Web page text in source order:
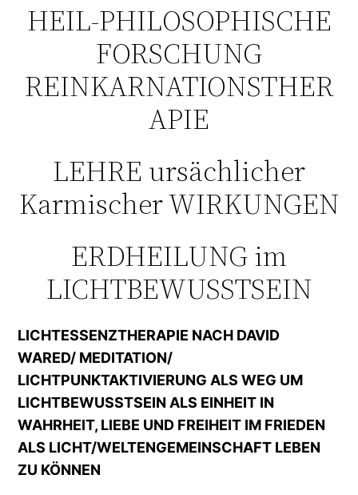
HEIL-PHILOSOPHISCHE
FORSCHUNG
REINKARNATIONSTHER
APIE
LEHRE ursächlicher
Karmischer WIRKUNGEN
ERDHEILUNG im
LICHTBEWUSSTSEIN
LICHTESSENZTHERAPIE NACH DAVID
WARED/ MEDITATION/
LICHTPUNKTAKTIVIERUNG ALS WEG UM
LICHTBEWUSSTSEIN ALS EINHEIT IN
WAHRHEIT, LIEBE UND FREIHEIT IM FRIEDEN
ALS LICHT/WELTENGEMEINSCHAFT LEBEN
ZU KÖNNEN